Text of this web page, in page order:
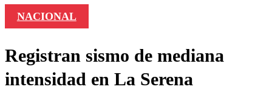
NACIONAL
Registran sismo de mediana
intensidad en La Serena